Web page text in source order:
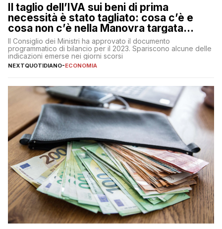
Il taglio dell’IVA sui beni di prima
necessità è stato tagliato: cosa c’è e
cosa non c’è nella Manovra targata
Meloni
Il Consiglio dei Ministri ha approvato il documento
programmatico di bilancio per il 2023. Spariscono alcune delle
indicazioni emerse nei giorni scorsi
NEXTQUOTIDIANO-ECONOMIA